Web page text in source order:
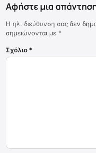
Αφήστε μια
Η ηλ. διεύθυνση σας δεν
σημειώνονται με *
Σχόλιο *